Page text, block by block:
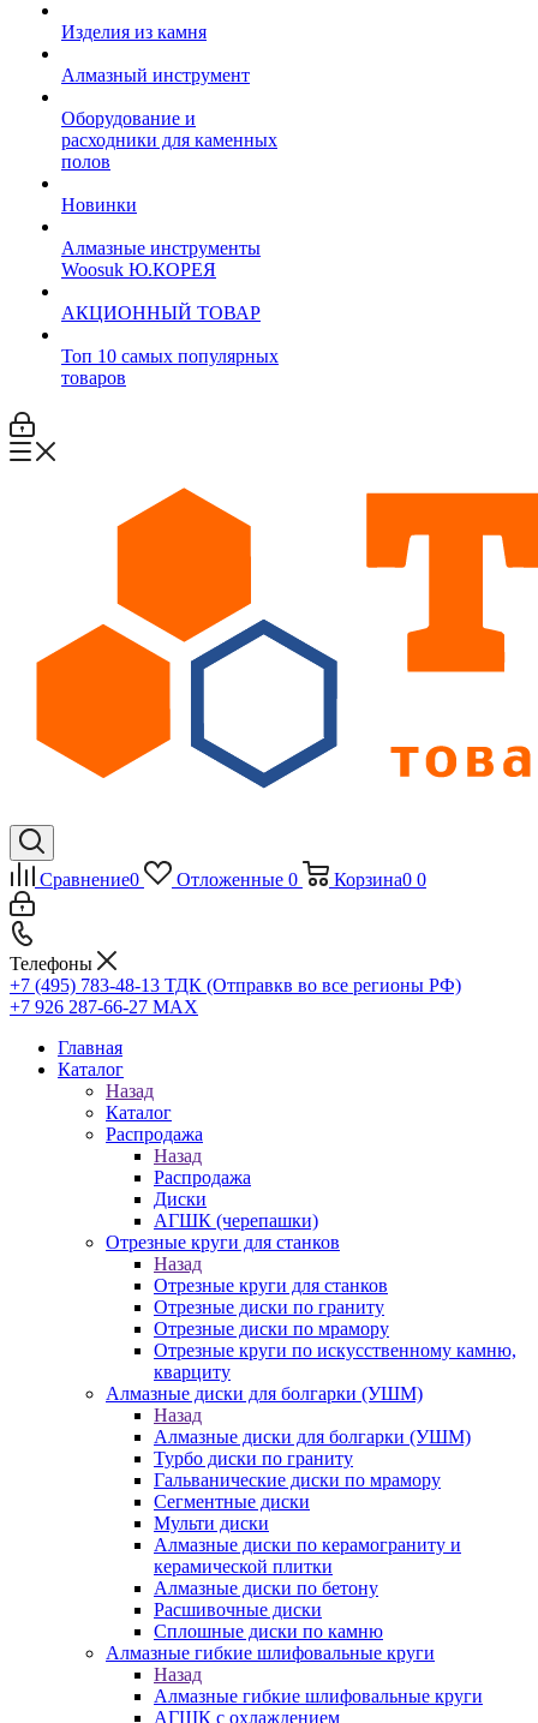
Изделия из камня
Алмазный инструмент
Оборудование и
расходники для каменных
полов
Новинки
Алмазные инструменты
Woosuk Ю.КОРЕЯ
АКЦИОННЫЙ ТОВАР
Топ 10 самых популярных
товаров
Сравнение0 Отложенные 0 Корзина0 0
Телефоны
+7 (495) 783-48-13 ТДК (Отправкв во все регионы РФ)
+7 926 287-66-27 МАХ
Главная
Каталог
Назад
Каталог
Распродажа
Назад
Распродажа
Диски
АГШК (черепашки)
Отрезные круги для станков
Назад
Отрезные круги для станков
Отрезные диски по граниту
Отрезные диски по мрамору
Отрезные круги по искусственному камню,
кварциту
Алмазные диски для болгарки (УШМ)
Назад
Алмазные диски для болгарки (УШМ)
Турбо диски по граниту
Гальванические диски по мрамору
Сегментные диски
Мульти диски
Алмазные диски по керамограниту и
керамической плитки
Алмазные диски по бетону
Расшивочные диски
Сплошные диски по камню
Алмазные гибкие шлифовальные круги
Назад
Алмазные гибкие шлифовальные круги
АГШК с охлаждением